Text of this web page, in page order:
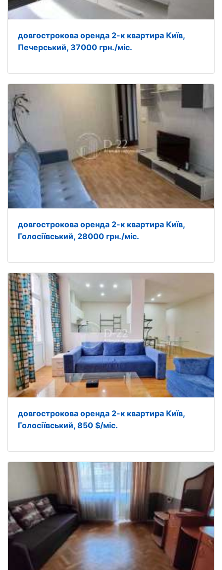
довгострокова оренда 2-к квартира Київ,
Печерський, 37000 грн./міс.
довгострокова оренда 2-к квартира Київ,
Голосіївський, 28000 грн./міс.
довгострокова оренда 2-к квартира Київ,
Голосіївський, 850 $/міс.